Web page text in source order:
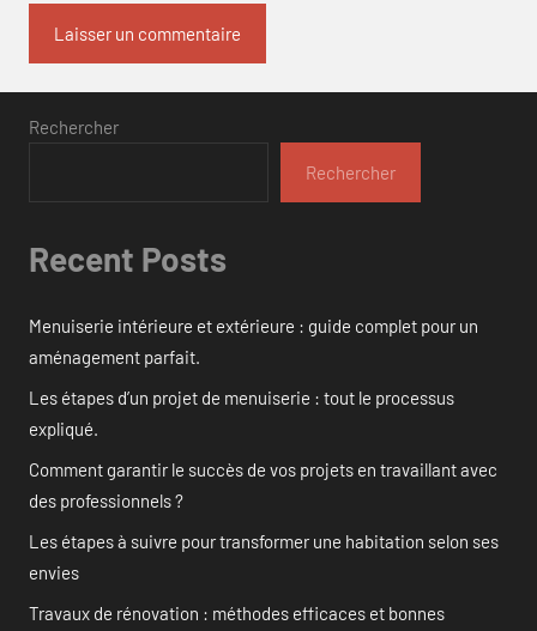
Rechercher
Rechercher
Recent Posts
Menuiserie intérieure et extérieure : guide complet pour un
aménagement parfait.
Les étapes d’un projet de menuiserie : tout le processus
expliqué.
Comment garantir le succès de vos projets en travaillant avec
des professionnels ?
Les étapes à suivre pour transformer une habitation selon ses
envies
Travaux de rénovation : méthodes efficaces et bonnes